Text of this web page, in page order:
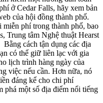
ở Cedar Falls, hãy xem bản
của hội đồng thành phố.
phí trong thành phố, bao
Trung tâm Nghệ thuật Hearst
cách tận dụng các địa
có thể giữ liên lạc với gia
lịch trình hàng ngày của
việc nếu cần. Hơn nữa, nó
đáng kể cho chi phí
một số địa điểm nổi tiếng